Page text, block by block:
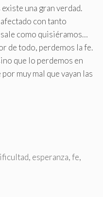
una gran verdad.
con tanto
como quisiéramos…
de todo, perdemos la fe.
que lo perdemos en
muy mal que vayan las
, esperanza,fe,